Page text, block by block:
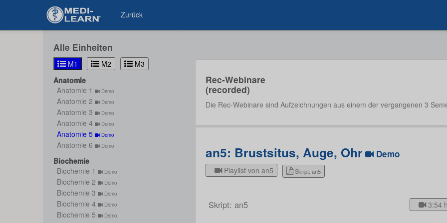
Zurück
Alle Einheiten
M1 M2
M3
Anatomie
Anatomie 1
Demo
Anatomie 2 Demo
Anatomie 3 Demo
Anatomie 4 Demo
Anatomie 5 Demo
Anatomie 6 Demo
Biochemie
Biochemie 1
Demo
Biochemie 2 Demo
Biochemie 3 Demo
Biochemie 4 Demo
Biochemie 5 Demo
Rec-Webinare
(recorded)
Die Rec-Webinare sind Aufzeichnungen aus einem der vergangenen 3
an5: Brustsitus, Auge, Ohr Demo
Playlist von an5 Skript: an5
Skript: an5 3:54 h